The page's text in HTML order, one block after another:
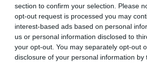
section to confirm your selection. Please
opt-out request is processed you may
interest-based ads based on personal
us or personal information disclosed to
your opt-out. You may separately opt-out
disclosure of your personal information by
ικανότητα αξιοποίησής τους. Δεν
ότι μειώθηκαν οι κρατήσεις.
ποια αγορά, για ποια περίοδο, σε
και με ποια τιμή.